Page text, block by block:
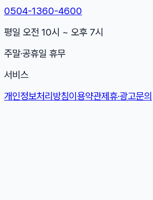
0504-1360-4600
평일 오전 10시 ~ 오후 7시
주말·공휴일 휴무
서비스
개인정보처리방침이용약관제휴·광고문의